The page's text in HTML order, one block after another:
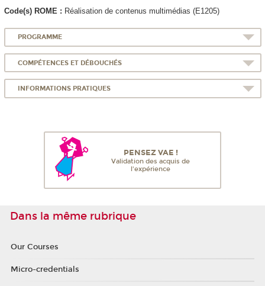
Code(s) ROME : Réalisation de contenus multimédias (E1205)
PROGRAMME
COMPÉTENCES ET DÉBOUCHÉS
INFORMATIONS PRATIQUES
PENSEZ VAE !
Validation des acquis de
l'expérience
Dans la même rubrique
Our Courses
Micro-credentials